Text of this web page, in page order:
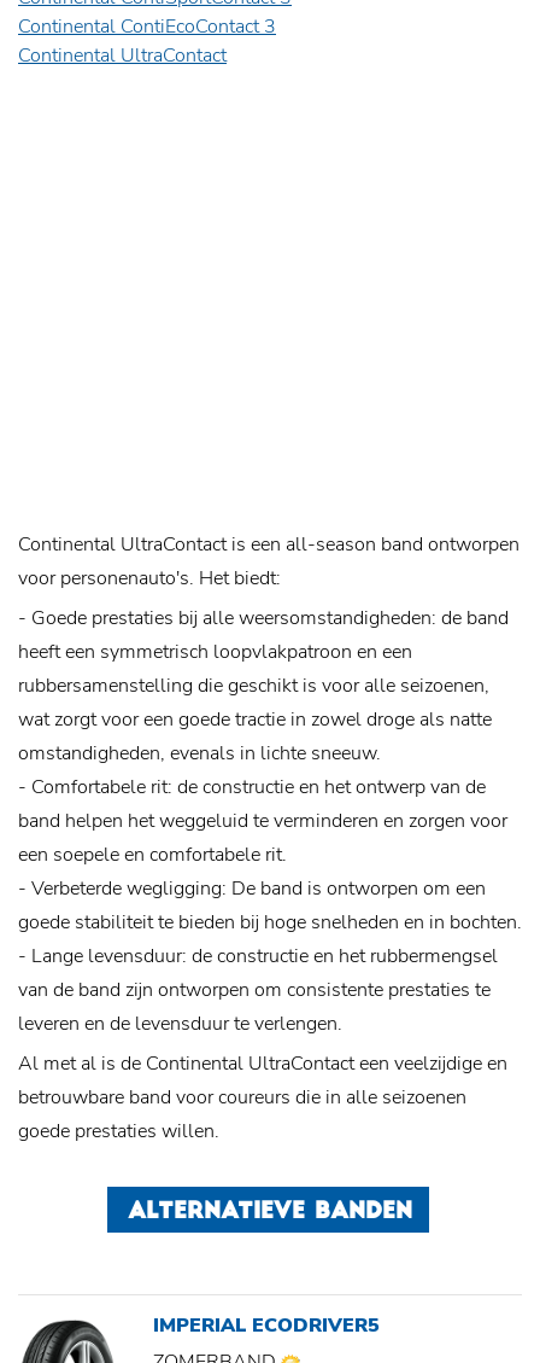
Continental ContiEcoContact 3
Continental UltraContact
Continental UltraContact is een all-season band ontworpen
voor personenauto's. Het biedt:
- Goede prestaties bij alle weersomstandigheden: de band
heeft een symmetrisch loopvlakpatroon en een
rubbersamenstelling die geschikt is voor alle seizoenen,
wat zorgt voor een goede tractie in zowel droge als natte
omstandigheden, evenals in lichte sneeuw.
- Comfortabele rit: de constructie en het ontwerp van de
band helpen het weggeluid te verminderen en zorgen voor
een soepele en comfortabele rit.
- Verbeterde wegligging: De band is ontworpen om een ​​
goede stabiliteit te bieden bij hoge snelheden en in bochten.
- Lange levensduur: de constructie en het rubbermengsel
van de band zijn ontworpen om consistente prestaties te
leveren en de levensduur te verlengen.
Al met al is de Continental UltraContact een veelzijdige en
betrouwbare band voor coureurs die in alle seizoenen
goede prestaties willen.
ALTERNATIEVE BANDEN
IMPERIAL ECODRIVER5